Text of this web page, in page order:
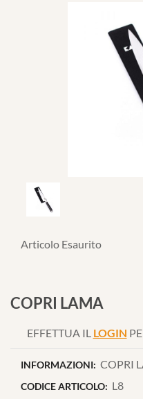
Articolo Esaurito
COPRI LAMA
EFFETTUA IL LOGIN
INFORMAZIONI: COPRI
CODICE ARTICOLO: L8